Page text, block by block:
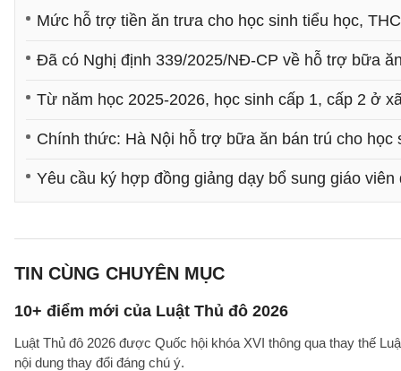
Mức hỗ trợ tiền ăn trưa cho học sinh tiểu học,
Đã có Nghị định 339/2025/NĐ-CP về hỗ trợ bữa
Từ năm học 2025-2026, học sinh cấp 1, cấp 2 ở
Chính thức: Hà Nội hỗ trợ bữa ăn bán trú cho học
Yêu cầu ký hợp đồng giảng dạy bổ sung giáo
TIN CÙNG CHUYÊN MỤC
10+ điểm mới của Luật Thủ đô 2026
Luật Thủ đô 2026 được Quốc hội khóa XVI thông qua thay thế
nội dung thay đổi đáng chú ý.